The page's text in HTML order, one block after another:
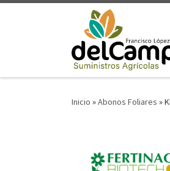
Inicio »Abonos Foliares »